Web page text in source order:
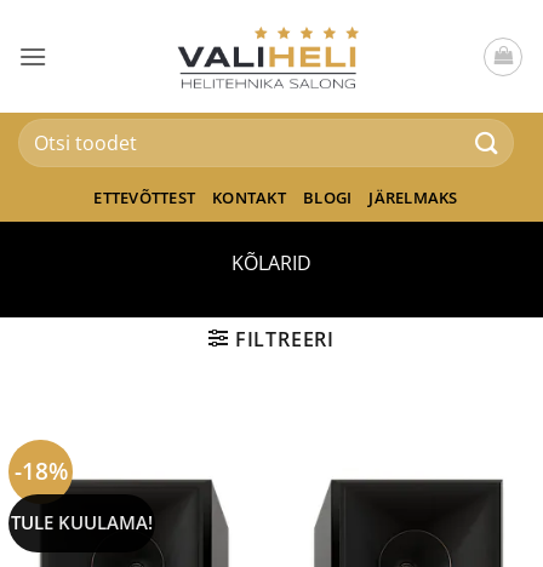
content
Otsi:
ETTEVÕTTEST KONTAKT BLOGI JÄRELMAKS
KÕLARID
FILTREERI
-18%
TULE KUULAMA!